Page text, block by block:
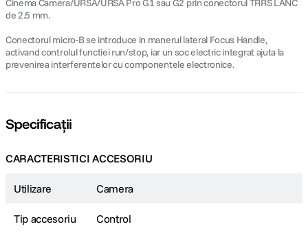
Cinema Camera/URSA/URSA Pro G1 sau G2 prin conectorul TRRS LANC
de 2.5 mm.
Conectorul micro-B se introduce in manerul lateral Focus Handle,
activand controlul functiei run/stop, iar un soc electric integrat ajuta la
prevenirea interferentelor cu componentele electronice.
Specificații
CARACTERISTICI ACCESORIU
Utilizare Camera
Tip accesoriu Control